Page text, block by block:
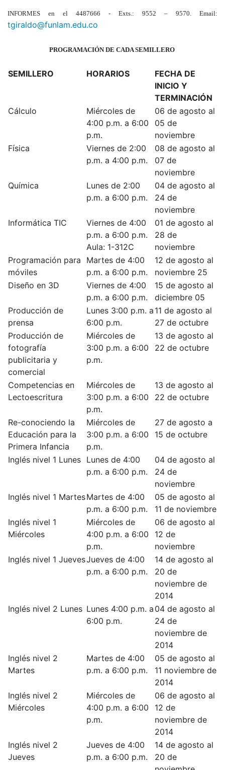
INFORMES en el 4487666 - Exts.: 9552 – 9570. Email:
tgiraldo@funlam.edu.co
PROGRAMACIÓN DE CADA SEMILLERO
SEMILLERO HORARIOS
FECHA DE
INICIO Y
TERMINACIÓN
Cálculo
Miércoles de
4:00 p.m. a 6:00
p.m.
06 de agosto al
05 de
noviembre
Física
Viernes de 2:00
p.m. a 4:00 p.m.
08 de agosto al
07 de
noviembre
Química
Lunes de 2:00
p.m. a 6:00 p.m.
04 de agosto al
24 de
noviembre
Informática TIC
Viernes de 4:00
p.m. a 6:00 p.m.
Aula: 1-312C
01 de agosto al
28 de
noviembre
Programación para
móviles
Martes de 4:00
p.m. a 6:00 p.m.
12 de agosto al
noviembre 25
Diseño en 3D
Viernes de 4:00
p.m. a 6:00 p.m.
15 de agosto al
diciembre 05
Producción de
prensa
Lunes 3:00 p.m. a
6:00 p.m.
11 de agosto al
27 de octubre
Producción de
fotografía
publicitaria y
comercial
Miércoles de
3:00 p.m. a 6:00
p.m.
13 de agosto al
22 de octubre
Competencias en
Lectoescritura
Miércoles de
3:00 p.m. a 6:00
p.m.
13 de agosto al
22 de octubre
Re-conociendo la
Educación para la
Primera Infancia
Miércoles de
3:00 p.m. a 6:00
p.m.
27 de agosto a
15 de octubre
Inglés nivel 1 Lunes Lunes de 4:00
p.m. a 6:00 p.m.
04 de agosto al
24 de
noviembre
Inglés nivel 1 MartesMartes de 4:00
p.m. a 6:00 p.m.
05 de agosto al
11 de noviembre
Inglés nivel 1
Miércoles
Miércoles de
4:00 p.m. a 6:00
p.m.
06 de agosto al
12 de
noviembre
Inglés nivel 1 JuevesJueves de 4:00
p.m. a 6:00 p.m.
14 de agosto al
20 de
noviembre de
2014
Inglés nivel 2 Lunes Lunes 4:00 p.m. a
6:00 p.m.
04 de agosto al
24 de
noviembre de
2014
Inglés nivel 2
Martes
Martes de 4:00
p.m. a 6:00 p.m.
05 de agosto al
11 noviembre de
2014
Inglés nivel 2
Miércoles
Miércoles de
4:00 p.m. a 6:00
p.m.
06 de agosto al
12 de
noviembre de
2014
Inglés nivel 2
Jueves
Jueves de 4:00
p.m. a 6:00 p.m.
14 de agosto al
20 de